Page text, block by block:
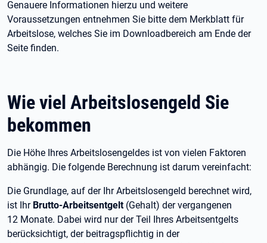
Genauere Informationen hierzu und weitere
Voraussetzungen entnehmen Sie bitte dem Merkblatt für
Arbeitslose, welches Sie im Downloadbereich am Ende der
Seite finden.
Wie viel Arbeitslosengeld Sie
bekommen
Die Höhe Ihres Arbeitslosengeldes ist von vielen Faktoren
abhängig. Die folgende Berechnung ist darum vereinfacht:
Die Grundlage, auf der Ihr Arbeitslosengeld berechnet wird,
ist Ihr Brutto-Arbeitsentgelt(Gehalt) der vergangenen
12 Monate. Dabei wird nur der Teil Ihres Arbeitsentgelts
berücksichtigt, der beitragspflichtig in der